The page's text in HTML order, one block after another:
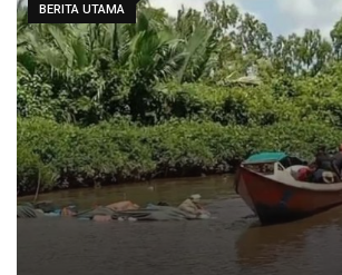
BERITA UTAMA